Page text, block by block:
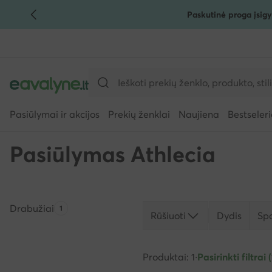
PEREITI PRIE PAGRINDINIO TURINIOPaskutinė proga
Pasiūlymai ir akcijos Prekių ženklai Naujiena
Pasiūlymas Athlecia
Drabužiai Produktų skaičius:
1
Rūšiuoti Dydis
Produktai: 1·Pasirinkti filtrai